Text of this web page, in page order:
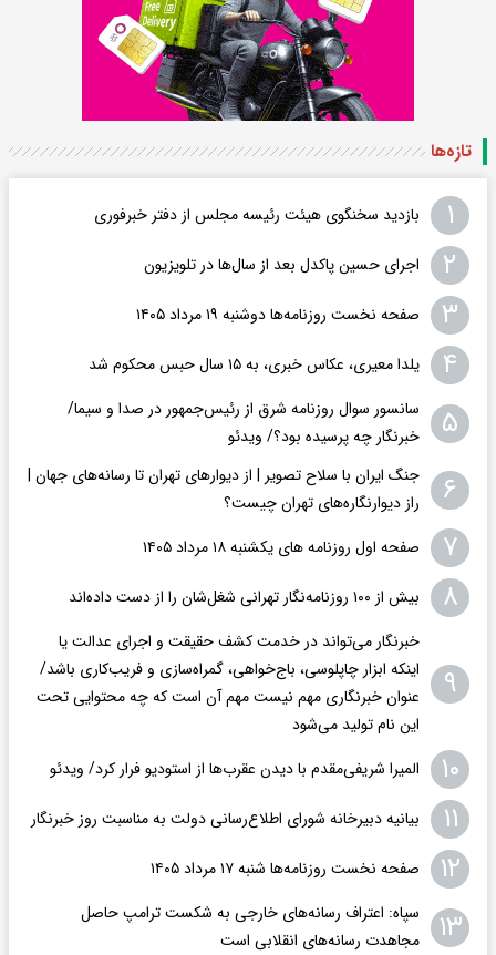
تازه‌ها
۱ بازدید سخنگوی هیئت رئیسه مجلس از دفتر خبرفوری
۲ اجرای حسین پاکدل بعد از سال‌ها در تلویزیون
۳ صفحه نخست روزنامه‌ها دوشنبه ۱۹ مرداد ۱۴۰۵
۴ یلدا معیری، عکاس خبری، به ۱۵ سال حبس محکوم شد
۵
سانسور سوال روزنامه شرق از رئیس‌جمهور در صدا و سیما/
خبرنگار چه پرسیده بود؟/ ویدئو
۶
جنگ ایران با سلاح تصویر | از دیوارهای تهران تا رسانه‌های جهان |
راز دیوارنگاره‌های تهران چیست؟
۷ صفحه اول روزنامه های یکشنبه ۱۸ مرداد ۱۴۰۵
۸ بیش از ۱۰۰ روزنامه‌نگار تهرانی شغل‌شان را از دست داده‌اند
۹
خبرنگار می‌تواند در خدمت کشف حقیقت و اجرای عدالت یا
اینکه ابزار چاپلوسی، باج‌خواهی، گمراه‌سازی و فریب‌کاری باشد/
عنوان خبرنگاری مهم نیست مهم آن است که چه محتوایی تحت
این نام تولید می‌شود
۱۰ المیرا شریفی‌مقدم با دیدن عقرب‌ها از استودیو فرار کرد/ ویدئو
۱۱ بیانیه دبیرخانه شورای اطلاع‌رسانی دولت به مناسبت روز خبرنگار
۱۲ صفحه نخست روزنامه‌ها شنبه ۱۷ مرداد ۱۴۰۵
۱۳
سپاه: اعتراف رسانه‌های خارجی به شکست ترامپ حاصل
مجاهدت رسانه‌های انقلابی است